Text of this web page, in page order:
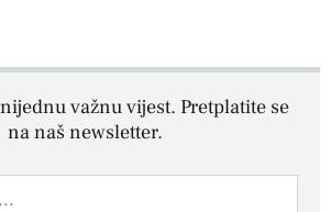
važnu vijest. Pretplatite se
na naš newsletter.